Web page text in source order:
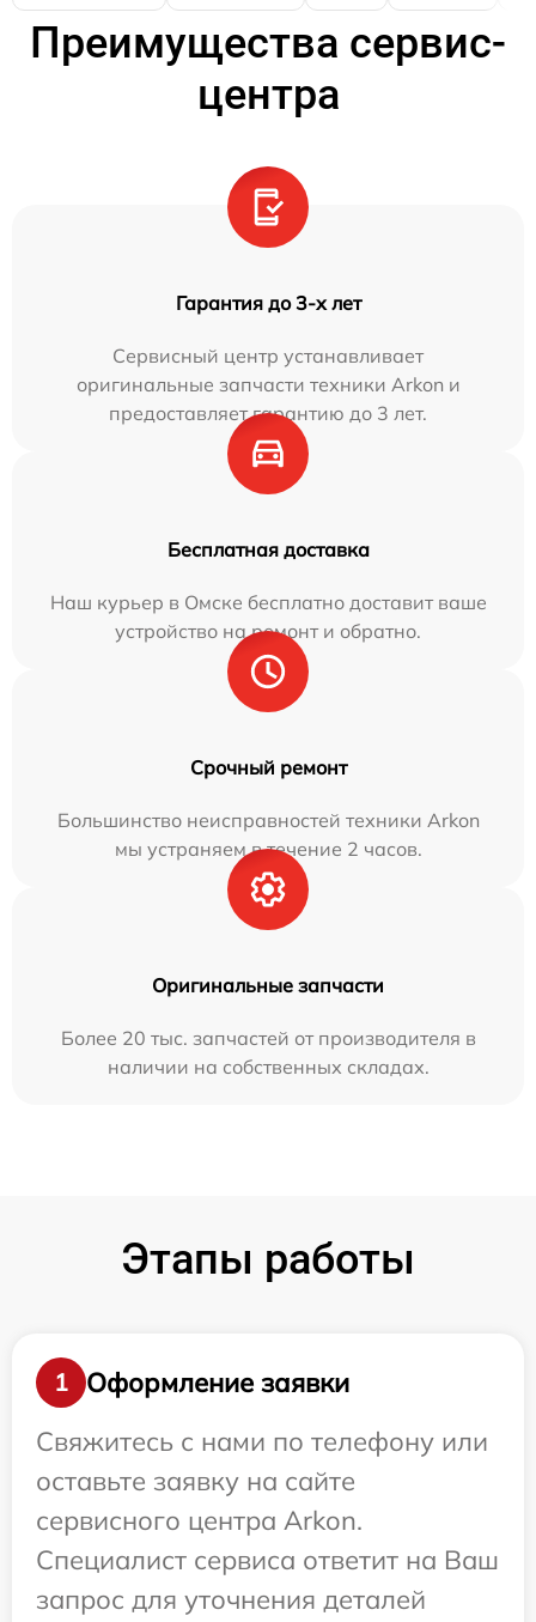
Преимущества сервис-
центра
Гарантия до 3-х лет
Сервисный центр устанавливает
оригинальные запчасти техники Arkon и
предоставляет гарантию до 3 лет.
Бесплатная доставка
Наш курьер в Омске бесплатно доставит ваше
устройство на ремонт и обратно.
Срочный ремонт
Большинство неисправностей техники Arkon
мы устраняем в течение 2 часов.
Оригинальные запчасти
Более 20 тыс. запчастей от производителя в
наличии на собственных складах.
Этапы работы
1
Оформление заявки
Свяжитесь с нами по телефону или
оставьте заявку на сайте
сервисного центра Arkon.
Специалист сервиса ответит на Ваш
запрос для уточнения деталей